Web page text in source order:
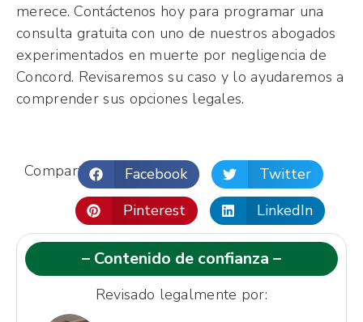
merece. Contáctenos hoy para programar una
consulta gratuita con uno de nuestros abogados
experimentados en muerte por negligencia de
Concord. Revisaremos su caso y lo ayudaremos a
comprender sus opciones legales.
Compartir: Facebook
Twitter
Pinterest
LinkedIn
– Contenido de confianza –
Revisado legalmente por: